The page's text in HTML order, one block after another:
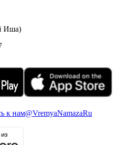
Иша)
к нам@VremyaNamazaRu